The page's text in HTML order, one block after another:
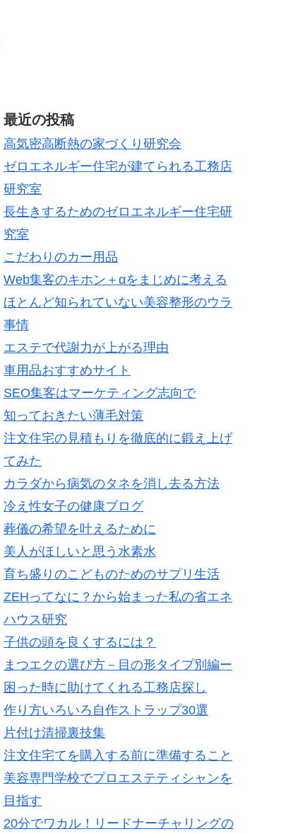
最近の投稿
高気密高断熱の家づくり研究会
ゼロエネルギー住宅が建てられる工務店
研究室
長生きするためのゼロエネルギー住宅研
究室
こだわりのカー用品
Web集客のキホン＋αをまじめに考える
ほとんど知られていない美容整形のウラ
事情
エステで代謝力が上がる理由
車用品おすすめサイト
SEO集客はマーケティング志向で
知っておきたい薄毛対策
注文住宅の見積もりを徹底的に鍛え上げ
てみた
カラダから病気のタネを消し去る方法
冷え性女子の健康ブログ
葬儀の希望を叶えるために
美人がほしいと思う水素水
育ち盛りのこどものためのサプリ生活
ZEHってなに？から始まった私の省エネ
ハウス研究
子供の頭を良くするには？
まつエクの選び方－目の形タイプ別編ー
困った時に助けてくれる工務店探し
作り方いろいろ自作ストラップ30選
片付け清掃裏技集
注文住宅てを購入する前に準備すること
美容専門学校でプロエステティシャンを
目指す
20分でワカル！リードナーチャリングの